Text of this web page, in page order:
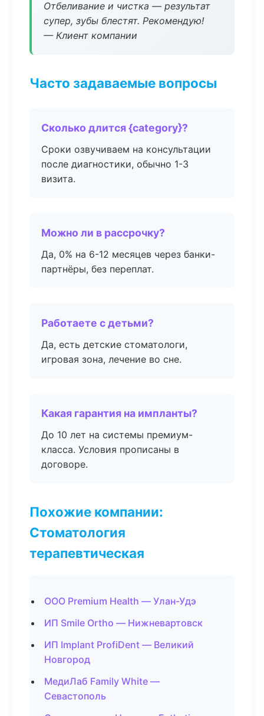
Отбеливание и чистка — результат
супер, зубы блестят. Рекомендую!
— Клиент компании
Часто задаваемые вопросы
Сколько длится {category}?
Сроки озвучиваем на консультации
после диагностики, обычно 1-3
визита.
Можно ли в рассрочку?
Да, 0% на 6-12 месяцев через банки-
партнёры, без переплат.
Работаете с детьми?
Да, есть детские стоматологи,
игровая зона, лечение во сне.
Какая гарантия на импланты?
До 10 лет на системы премиум-
класса. Условия прописаны в
договоре.
Похожие компании:
Стоматология
терапевтическая
ООО Premium Health — Улан-Удэ
ИП Smile Ortho — Нижневартовск
ИП Implant ProfiDent — Великий
Новгород
МедиЛаб Family White —
Севастополь